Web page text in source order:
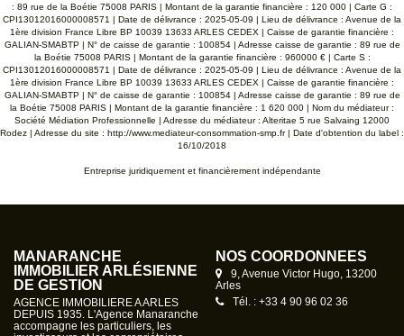
: 89 rue de la Boétie 75008 PARIS | Montant de la garantie financière : 120 000 | Carte G :
CPI13012016000008571 | Date de délivrance : 2025-05-09 | Lieu de délivrance : Avenue de la
1ère division France Libre BP 10039 13633 ARLES CEDEX | Caisse de garantie financière :
GALIAN-SMABTP | N° de caisse de garantie : 100854 | Adresse caisse de garantie : 89 rue de
la Boétie 75008 PARIS | Montant de la garantie financière : 960000 € | Carte S :
CPI13012016000008571 | Date de délivrance : 2025-05-09 | Lieu de délivrance : Avenue de la
1ère division France Libre BP 10039 13633 ARLES CEDEX | Caisse de garantie financière :
GALIAN-SMABTP | N° de caisse de garantie : 100854 | Adresse caisse de garantie : 89 rue de
la Boétie 75008 PARIS | Montant de la garantie financière : 1 620 000 | Nom du médiateur :
Société Médiation Professionnelle | Adresse du médiateur : Alteritae 5 rue Salvaing 12000
Rodez | Adresse du site : http://www.mediateur-consommation-smp.fr| Date d'obtention du label :
16/10/2018
Entreprise juridiquement et financièrement indépendante
MANARANCHE
IMMOBILIER ARLÉSIENNE
DE GESTION
AGENCE IMMOBILIERE A ARLES
DEPUIS 1935. L'Agence Manaranche
accompagne les particuliers, les
NOS COORDONNÉES
9, Avenue Victor Hugo, 13200
Arles
Tél. : +33 4 90 96 02 36